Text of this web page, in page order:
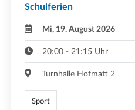
Schulferien
Mi, 19. August 2026
20:00 - 21:15 Uhr
Turnhalle Hofmatt 2
Sport